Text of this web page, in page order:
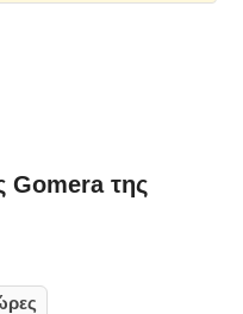
Gomera της